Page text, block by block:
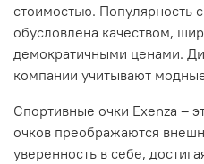
стоимостью. Популярность
обусловлена качеством,
демократичными ценами.
компании учитывают
Спортивные очки Exenza –
очков преображаются
уверенность в себе,